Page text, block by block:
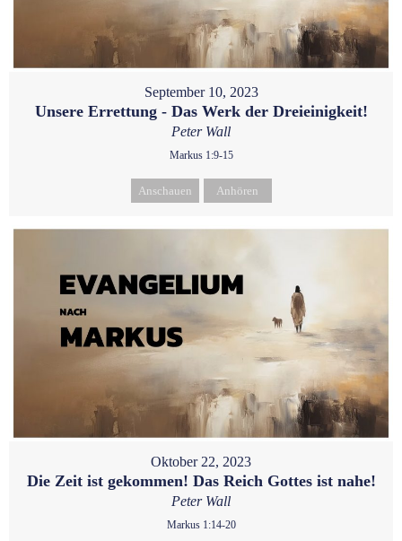
September 10, 2023
Unsere Errettung - Das Werk der Dreieinigkeit!
Peter Wall
Markus 1:9-15
Anschauen Anhören
Oktober 22, 2023
Die Zeit ist gekommen! Das Reich Gottes ist nahe!
Peter Wall
Markus 1:14-20